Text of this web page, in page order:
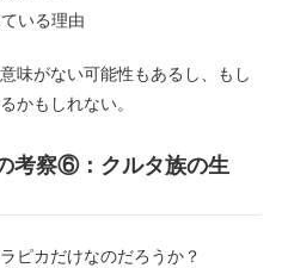
いる理由
味がない可能性もあるし、もし
かもしれない。
考察⑥：クルタ族の生
ピカだけなのだろうか？